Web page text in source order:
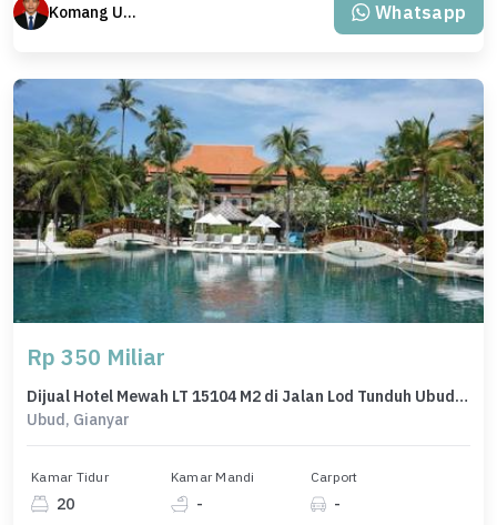
Komang Udiana Whatsapp
Rp 350 Miliar
Dijual Hotel Mewah LT 15104 M2 di Jalan Lod Tunduh Ubud Bali
Ubud, Gianyar
Kamar Tidur
20
Kamar Mandi
-
Carport
-